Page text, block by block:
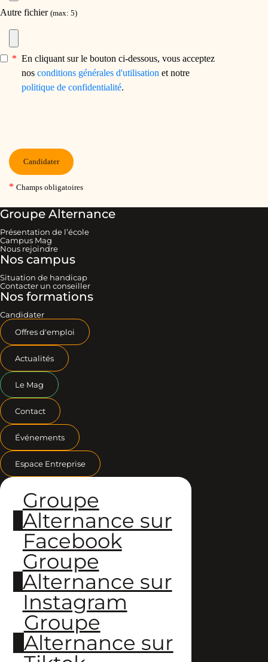
Groupe Alternance
Présentation de l’école
Campus Mag
Nous rejoindre
Nos campus
Situation de handicap
Contacter un conseiller
Nos formations
Candidater
Offres d'emploi
Actualités
Le Mag
Contact
Événements
Espace Entreprise
Groupe
Alternance sur
Facebook
Groupe
Alternance sur
Instagram
Groupe
Alternance sur